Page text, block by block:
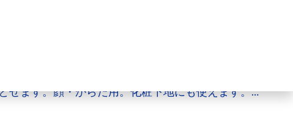
力紫外線から素肌をしっかりまもるジェル。ＳＰ
肌にうるおいを与えて乾燥を防ぎます。ウォータ
ル。肌に負担感のないつけ心地 ◆いつもお使いの
せます。顔・からだ用。化粧下地にも使えます。
料フリー・合成着色剤フリー。＊水（基剤）のこ